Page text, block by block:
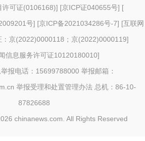
许可证(0106168)] [京ICP证040655号] [
号] [京ICP备2021034286号-7] [互联网
：京(2022)0000118；京(2022)0000119]
信息服务许可证10120180010]
报电话：15699788000 举报邮箱：
举报受理和处置管理办法 总机：86-10-
87826688
chinanews.com. All Rights Reserved